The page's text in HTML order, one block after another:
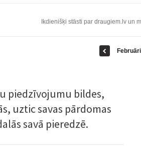
Ikdienišķi stāsti par draugiem.lv un
piedzīvojumu bildes,
uztic savas pārdomas
savā pieredzē.